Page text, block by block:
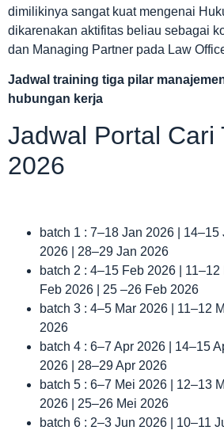
dimilikinya sangat kuat mengenai
dikarenakan aktifitas beliau sebagai
dan Managing Partner pada Law
Jadwal training tiga pilar
hubungan kerja
Jadwal Portal Cari
2026
batch 1 : 7–18 Jan 2026 |
2026 | 28–29 Jan 2026
batch 2 : 4–15 Feb 2026 |
Feb 2026 | 25 –26 Feb 2026
batch 3 : 4–5 Mar 2026 | 11–12
2026
batch 4 : 6–7 Apr 2026 | 14–15
2026 | 28–29 Apr 2026
batch 5 : 6–7 Mei 2026 | 12–13
2026 | 25–26 Mei 2026
batch 6 : 2–3 Jun 2026 | 10–11